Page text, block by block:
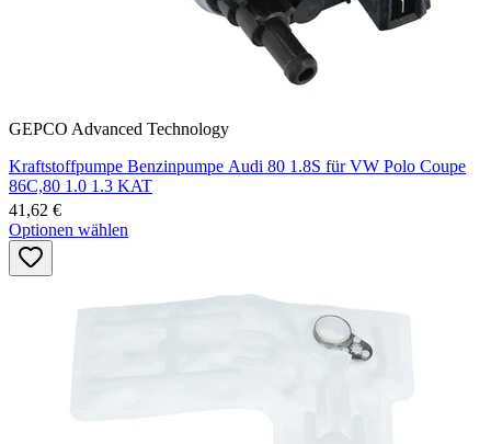
GEPCO Advanced Technology
Kraftstoffpumpe Benzinpumpe Audi 80 1.8S für VW Polo Coupe
86C,80 1.0 1.3 KAT
41,62 €
Optionen wählen